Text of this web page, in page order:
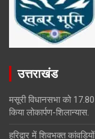
उत्तराखंड
मसूरी विधानसभा को
किया लोकार्पण-शिलान्यास.
हरिद्वार में शिवभक्त